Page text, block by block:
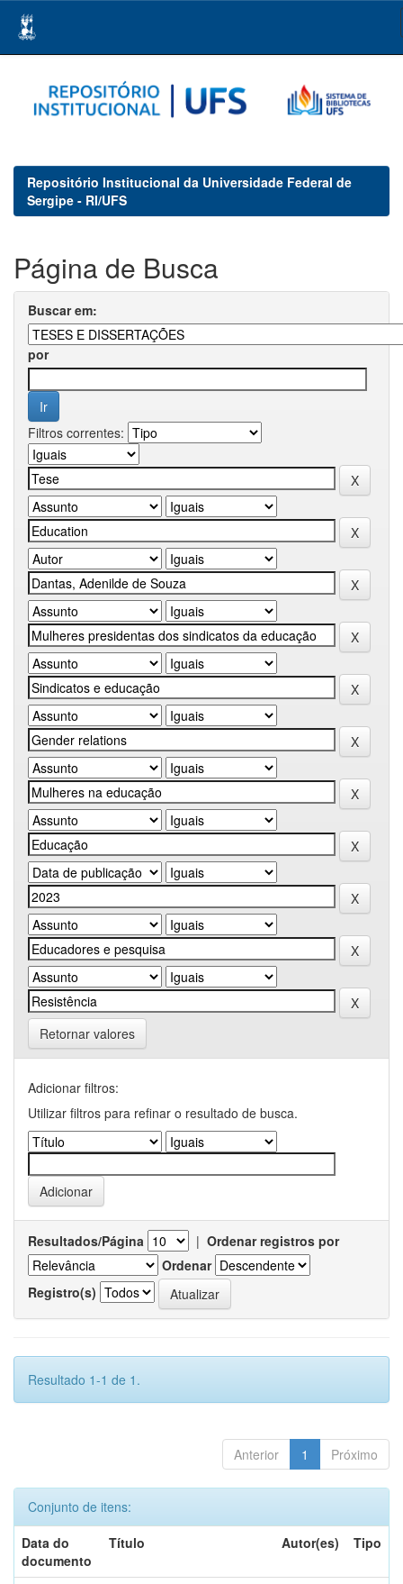
navigation
Repositório Institucional da Universidade Federal de
Sergipe - RI/UFS
Página de Busca
Buscar em:
por
Filtros correntes:
Retornar valores
Adicionar filtros:
Utilizar filtros para refinar o resultado de busca.
Resultados/Página | Ordenar registros por
Ordenar
Registro(s)
Resultado 1-1 de 1.
Anterior 1 Próximo
Conjunto de itens:
Data do
documento
Título Autor(es) Tipo